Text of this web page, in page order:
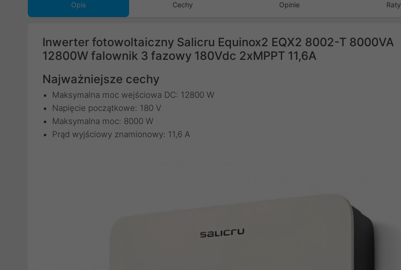
Opis Cechy Opinie Raty
Inwerter fotowoltaiczny Salicru Equinox2 EQX2 8002-T 8000VA
12800W falownik 3 fazowy 180Vdc 2xMPPT 11,6A
Najważniejsze cechy
Maksymalna moc wejściowa DC: 12800 W
Napięcie początkowe: 180 V
Maksymalna moc: 8000 W
Prąd wyjściowy znamionowy: 11,6 A